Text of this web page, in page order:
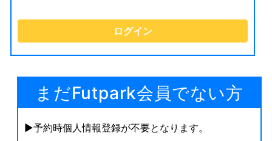
まだFutpark会員でない方
▶︎予約時個人情報登録が不要となります。